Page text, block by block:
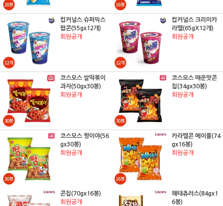
컵커널스 슈퍼믹스
팝콘(55gx12개)
회원공개
컵커널스 크리미카
라멜(65gX12개)
회원공개
코스모스 쌀떡볶이
과자(50gx30봉)
회원공개
코스모스 매운맛콘
칩(34gx30봉)
회원공개
코스모스 짱이야(56
gx30봉)
회원공개
카라멜콘 메이플(74
gx16봉)
회원공개
콘칩(70gx16봉)
회원공개
해태츄러스(84gx1
6봉)